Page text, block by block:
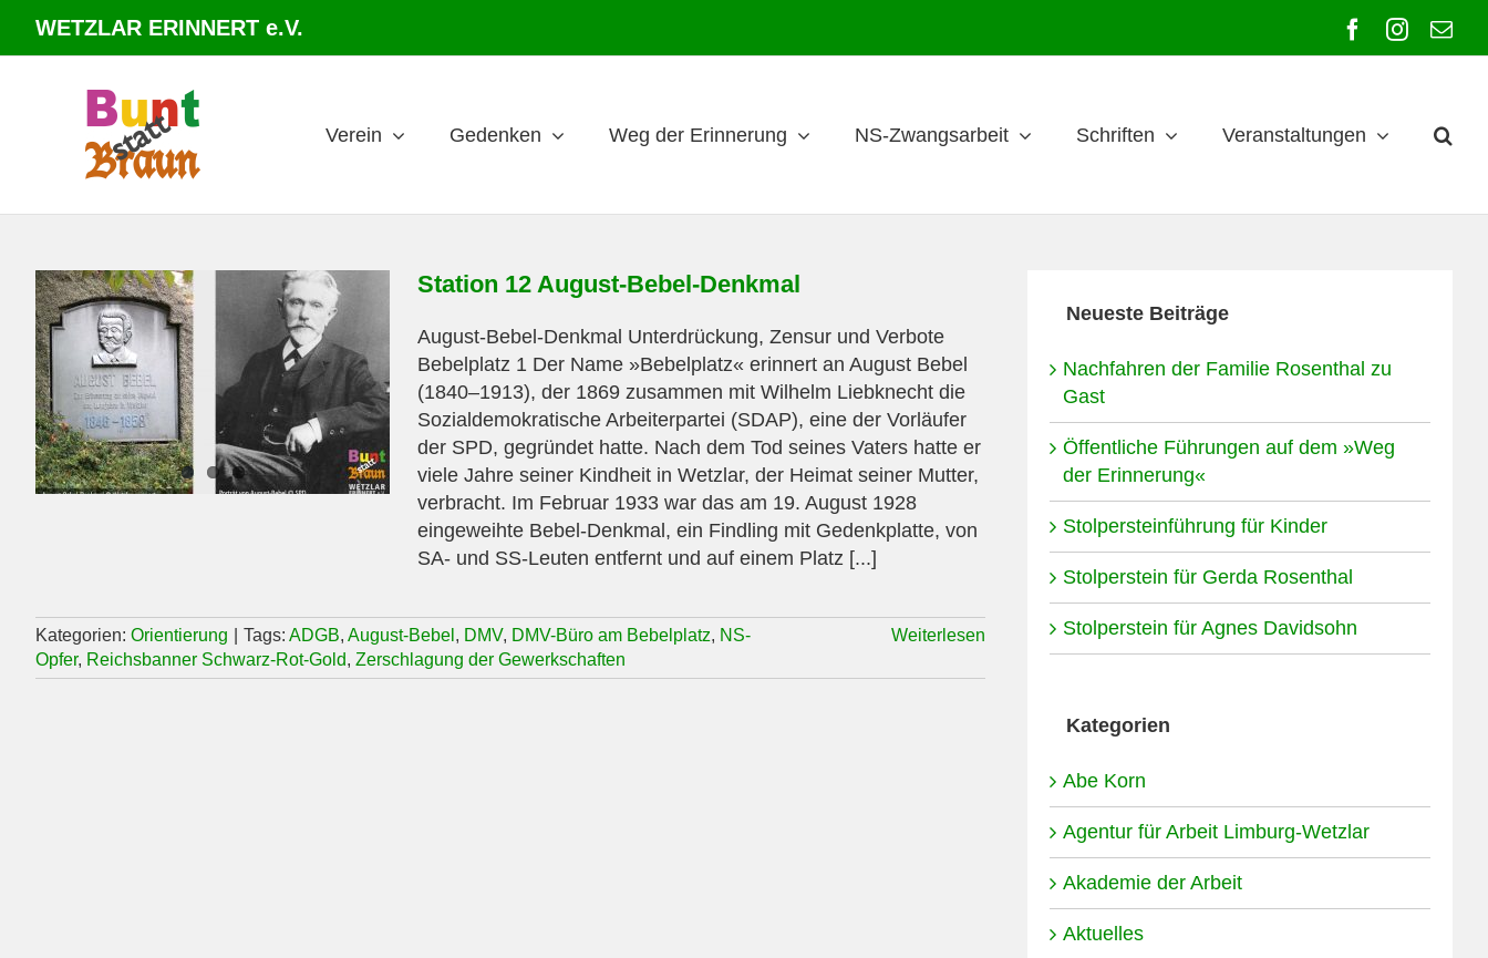
InhaltWETZLAR ERINNERT e.V. FacebookE-
Verein Gedenken Weg der Erinnerung NS-Zwangsarbeit Schriften Veranstaltungen
Station 12 August-Bebel-Denkmal
August-Bebel-Denkmal Unterdrückung, Zensur und Verbote
Bebelplatz 1 Der Name »Bebelplatz« erinnert an August Bebel
(1840–1913), der 1869 zusammen mit Wilhelm Liebknecht die
Sozialdemokratische Arbeiterpartei (SDAP), eine der Vorläufer
der SPD, gegründet hatte. Nach dem Tod seines Vaters hatte er
viele Jahre seiner Kindheit in Wetzlar, der Heimat seiner Mutter,
verbracht. Im Februar 1933 war das am 19. August 1928
eingeweihte Bebel-Denkmal, ein Findling mit Gedenkplatte, von
SA- und SS-Leuten entfernt und auf einem Platz [...]
Kategorien: Orientierung Tags: ADGB, August-Bebel , DMV, DMV-Büro am Bebelplatz, NS-
Opfer, Reichsbanner Schwarz-Rot-Gold, Zerschlagung der Gewerkschaften
Weiterlesen
Neueste Beiträge
Nachfahren der Familie Rosenthal zu
Gast
Öffentliche Führungen auf dem »Weg
der Erinnerung«
Stolpersteinführung für Kinder
Stolperstein für Gerda Rosenthal
Stolperstein für Agnes Davidsohn
Kategorien
Abe Korn
Agentur für Arbeit Limburg-Wetzlar
Akademie der Arbeit
Aktuelles